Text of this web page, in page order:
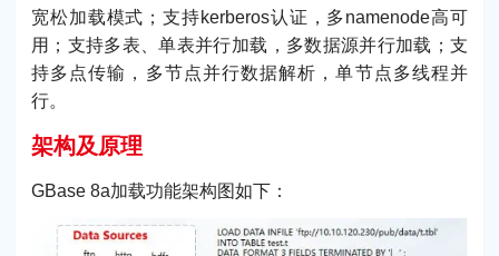
宽松加载模式；支持kerberos认证，多namenode高可
用；支持多表、单表并行加载，多数据源并行加载；支
持多点传输，多节点并行数据解析，单节点多线程并
行。
架构及原理
GBase 8a加载功能架构图如下：